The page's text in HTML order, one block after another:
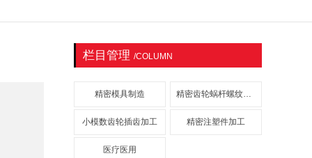
栏目管理 /COLUMN
精密模具制造 精密齿轮蜗杆螺纹注塑模具
小模数齿轮插齿加工 精密注塑件加工
医疗医用